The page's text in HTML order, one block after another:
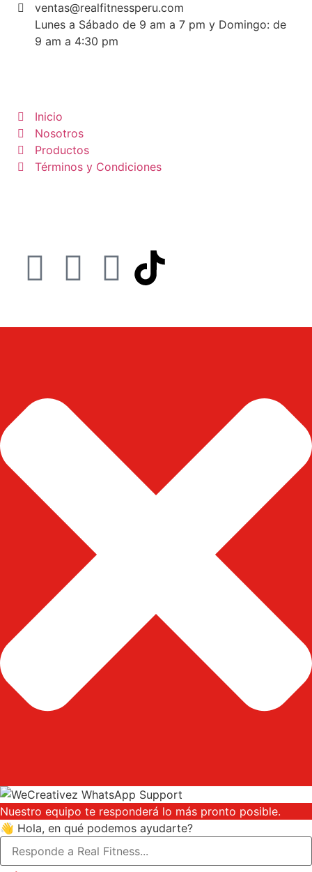
ventas@realfitnessperu.com
Lunes a Sábado de 9 am a 7 pm y Domingo: de
9 am a 4:30 pm
Inicio
Nosotros
Productos
Términos y Condiciones
Nuestro equipo te responderá lo más pronto posible.
👋 Hola, en qué podemos ayudarte?